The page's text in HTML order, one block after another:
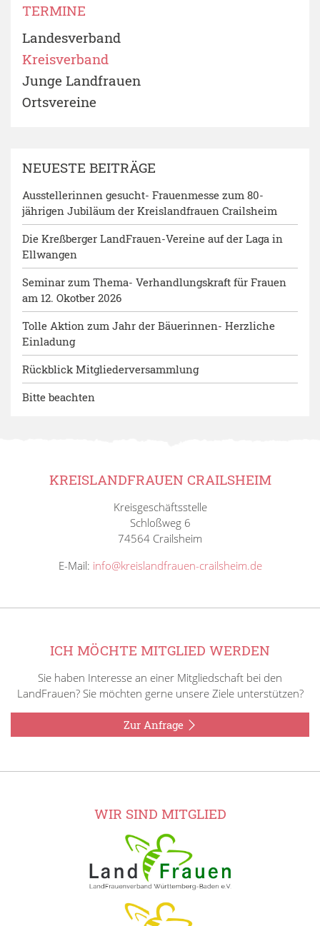
TERMINE
Landesverband
Kreisverband
Junge Landfrauen
Ortsvereine
NEUESTE BEITRÄGE
Ausstellerinnen gesucht- Frauenmesse zum 80-
jährigen Jubiläum der Kreislandfrauen Crailsheim
Die Kreßberger LandFrauen-Vereine auf der Laga in
Ellwangen
Seminar zum Thema- Verhandlungskraft für Frauen
am 12. Okotber 2026
Tolle Aktion zum Jahr der Bäuerinnen- Herzliche
Einladung
Rückblick Mitgliederversammlung
Bitte beachten
KREISLANDFRAUEN CRAILSHEIM
Kreisgeschäftsstelle
Schloßweg 6
74564 Crailsheim
E-Mail: info@kreislandfrauen-crailsheim.de
ICH MÖCHTE MITGLIED WERDEN
Sie haben Interesse an einer Mitgliedschaft bei den
LandFrauen? Sie möchten gerne unsere Ziele unterstützen?
Zur Anfrage
WIR SIND MITGLIED